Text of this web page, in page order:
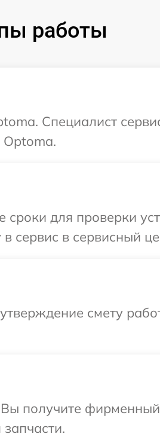
работы
Специалист
Optoma.
сроки для проверки
сервис в сервисный
смету
получите